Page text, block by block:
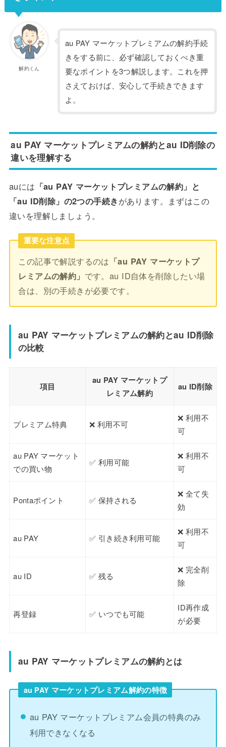
解約くん
au PAY マーケットプレミアムの解約手続
きをする前に、必ず確認しておくべき重
要なポイントを3つ解説します。これを押
さえておけば、安心して手続きできます
よ。
au PAY マーケットプレミアムの解約とau ID削除の
違いを理解する
auには 「au PAY マーケットプレミアムの解約」と
「au ID削除」の2つの手続きがあります。まずはこの
違いを理解しましょう。
重要な注意点
この記事で解説するのは 「au PAY マーケットプ
レミアムの解約」 です。au ID自体を削除したい場
合は、別の手続きが必要です。
au PAY マーケットプレミアムの解約とau ID削除
の比較
項目
au PAY マーケットプ
レミアム解約
au ID削除
プレミアム特典 ❌ 利用不可
❌ 利用不
可
au PAY マーケット
での買い物
✅ 利用可能
❌ 利用不
可
Pontaポイント ✅ 保持される
❌ 全て失
効
au PAY ✅ 引き続き利用可能
❌ 利用不
可
au ID ✅ 残る
❌ 完全削
除
再登録 ✅ いつでも可能
ID再作成
が必要
au PAY マーケットプレミアムの解約とは
au PAY マーケットプレミアム解約の特徴
au PAY マーケットプレミアム会員の特典のみ
利用できなくなる